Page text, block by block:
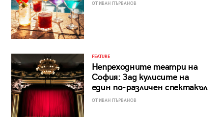
ОТ ИВАН ПЪРВАНОВ
FEATURE
Непреходните театри на
София: Зад кулисите на
един по-различен спектакъл
ОТ ИВАН ПЪРВАНОВ